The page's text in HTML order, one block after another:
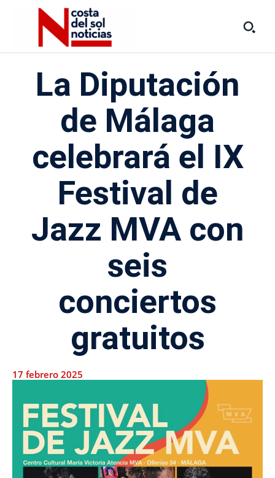
La Diputación
de Málaga
celebrará el IX
Festival de
Jazz MVA con
seis
conciertos
gratuitos
17 febrero 2025